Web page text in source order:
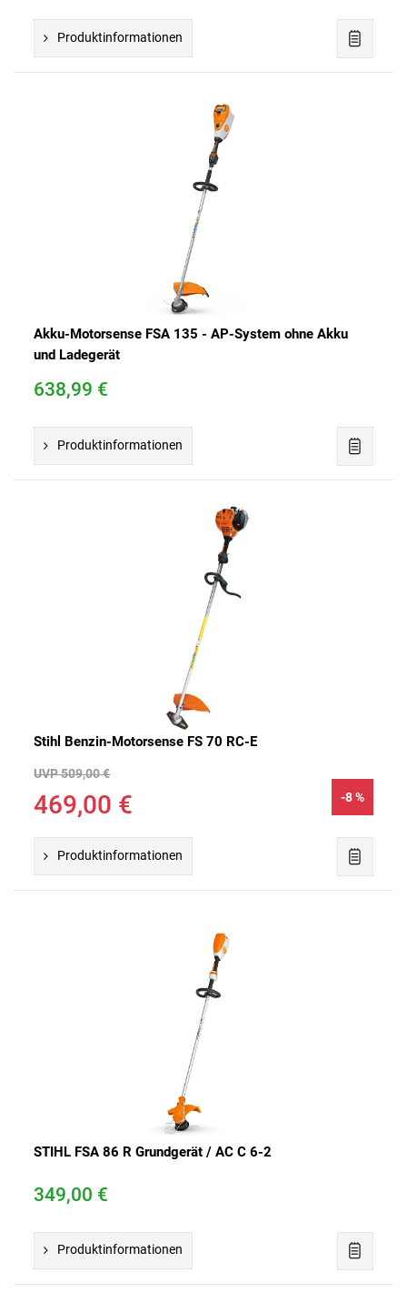
Produktinformationen
Akku-Motorsense FSA 135 - AP-System ohne Akku
und Ladegerät
638,99 €
Produktinformationen
Stihl Benzin-Motorsense FS 70 RC-E
UVP 509,00 €
469,00 € -8 %
Produktinformationen
STIHL FSA 86 R Grundgerät / AC C 6-2
349,00 €
Produktinformationen